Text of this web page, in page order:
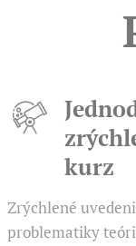
kurz
Zrýchlené
problematiky